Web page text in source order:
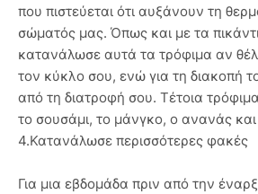
που πιστεύεται ότι αυξάνουν τη
σώματός μας. Όπως και με τα
κατανάλωσε αυτά τα τρόφιμα αν
τον κύκλο σου, ενώ για τη διακοπή
από τη διατροφή σου. Τέτοια
το σουσάμι, το μάνγκο, ο ανανάς
4.Κατανάλωσε περισσότερες φακές
Για μια εβδομάδα πριν από την